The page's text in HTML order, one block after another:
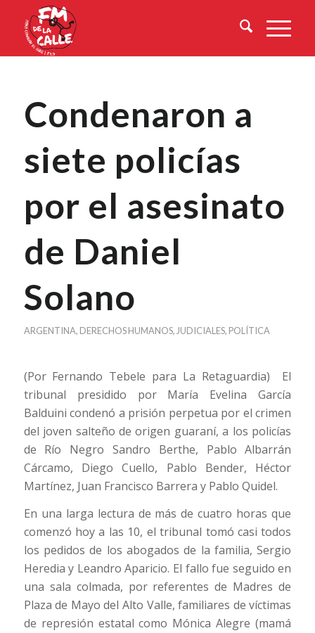
Condenaron a
siete policías
por el asesinato
de Daniel
Solano
ARGENTINA, DERECHOS HUMANOS, JUDICIALES, POLÍTICA
(Por Fernando Tebele para La Retaguardia) El
tribunal presidido por María Evelina García
Balduini condenó a prisión perpetua por el crimen
del joven salteño de origen guaraní, a los policías
de Río Negro Sandro Berthe, Pablo Albarrán
Cárcamo, Diego Cuello, Pablo Bender, Héctor
Martínez, Juan Francisco Barrera y Pablo Quidel.
En una larga lectura de más de cuatro horas que
comenzó hoy a las 10, el tribunal tomó casi todos
los pedidos de los abogados de la familia, Sergio
Heredia y Leandro Aparicio. El fallo fue seguido en
una sala colmada, por referentes de Madres de
Plaza de Mayo del Alto Valle, familiares de víctimas
de represión estatal como Mónica Alegre (mamá